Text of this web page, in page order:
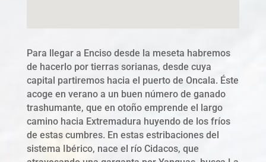
Para llegar a Enciso desde la meseta habremos
de hacerlo por tierras sorianas, desde cuya
capital partiremos hacia el puerto de Oncala. Éste
acoge en verano a un buen número de ganado
trashumante, que en otoño emprende el largo
camino hacia Extremadura huyendo de los fríos
de estas cumbres. En estas estribaciones del
sistema Ibérico, nace el río Cidacos, que